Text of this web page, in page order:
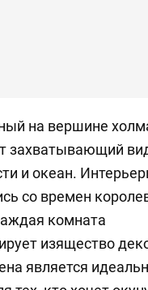
на вершине
захватывающий
и океан.
со времен
комната
изящество
является